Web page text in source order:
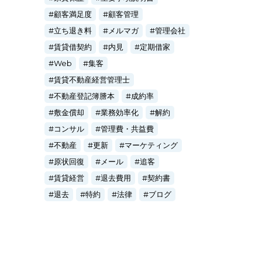
顧客満足度
顧客管理
立ち退き料
メルマガ
管理会社
賃貸借契約
内見
定期借家
Web
集客
賃貸不動産経営管理士
不動産登記簿謄本
成約率
敷金償却
業務効率化
解約
コンサル
管理費・共益費
不動産
更新
マーケティング
原状回復
メール
追客
賃貸経営
退去費用
契約書
退去
特約 法律 ブログ